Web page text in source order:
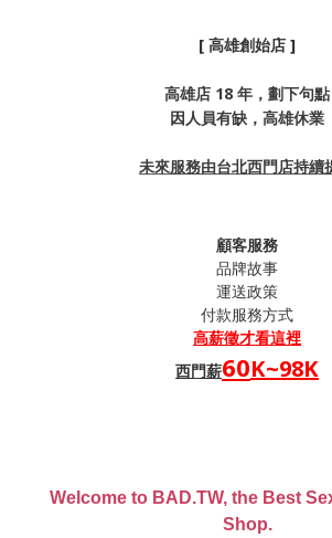
[ 高雄創始店 ]
高雄店 18 年，劃下句點
因人員有缺，高雄休業
未來服務由台北西門店持續
顧客服務
品牌故事
運送政策
付款服務方式
高薪徵才看這裡
西門薪60K~98K
Welcome to BAD.TW, the Best
Shop.